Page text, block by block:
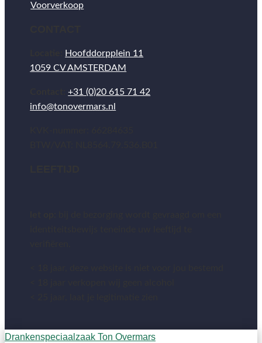
Voorverkoop
Hoofddorpplein 11
1059 CV AMSTERDAM
+31 (0)20 615 71 42
info@tonovermars.nl
Drankenspeciaalzaak Ton Overmars